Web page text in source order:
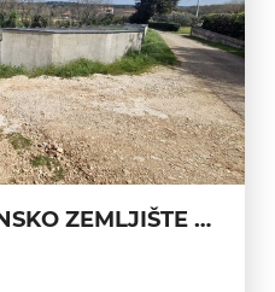
UMAG – GRAĐEVINSKO ZEMLJIŠTE S NEVJEROVATNIM POTENCIJALOM